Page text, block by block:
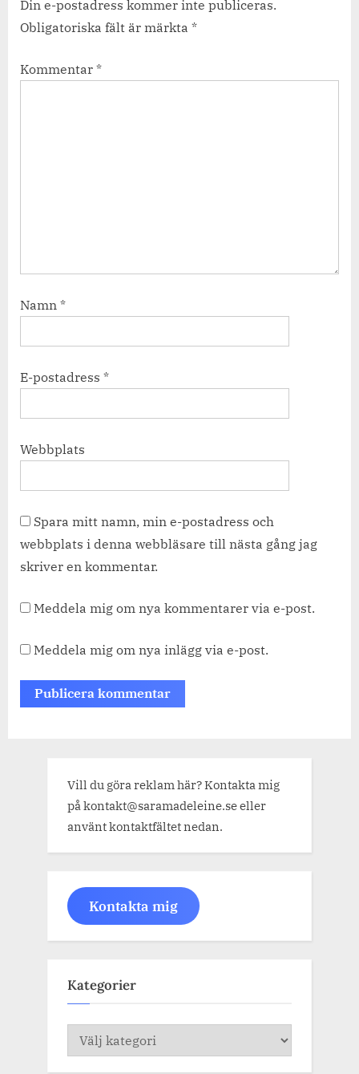
Din e-postadress kommer inte publiceras.
Obligatoriska fält är märkta *
Kommentar *
Namn *
E-postadress *
Webbplats
Spara mitt namn, min e-postadress och
webbplats i denna webbläsare till nästa gång jag
skriver en kommentar.
Meddela mig om nya kommentarer via e-post.
Meddela mig om nya inlägg via e-post.
Vill du göra reklam här? Kontakta mig
på kontakt@saramadeleine.se eller
använt kontaktfältet nedan.
Kontakta mig
Kategorier
Kategorier